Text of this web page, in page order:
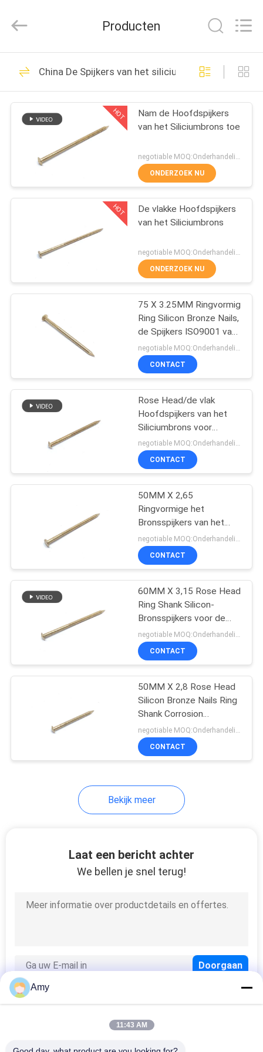
HUIS
PRODUCTEN
ONGEVEER
FABRIEKSREIS
KWALITEITSCONTROLE
ONS
VERZOEK
SITEMAP
PRIVACY
License.
Roestvrij
staalspijkers
51
Hoofdspijkers
54
De Spijkers van de
ringssteel
37
De Spijkers van de
schroefsteel
14
Vlakke
Hoofdspijkers
16
De Spijkers van de
13
Vlotte Steelspijkers
De Spijkers van de
roestvrij staalrol
Producten
China De Spijkers van het siliciumbrons
HOT
Nam de Hoofdspijkers
van het Siliciumbrons toe
negotiable MOQ:Onderhandeling
ONDERZOEK NU
HOT
De vlakke Hoofdspijkers
van het Siliciumbrons
ONDERZOEK NU
75 X 3.25MM Ringvormig
Ring Silicon Bronze Nails,
de Spijkers ISO9001 van
de Bronsboot
CONTACT
Rose Head/de vlak
Hoofdspijkers van het
Siliciumbrons voor
Houten Project 50 X
2.8MM
negotiable MOQ:Onderhandeling
CONTACT
50MM X 2,65
Ringvormige het
Bronsspijkers van het
Groefsilicium, OEM
Vlakke Hoofdspijkers
negotiable MOQ:Onderhandeling
CONTACT
60MM X 3,15 Rose Head
Ring Shank Silicon-
Bronsspijkers voor de
Bootbouw
CONTACT
50MM X 2,8 Rose Head
Silicon Bronze Nails Ring
Shank Corrosion
Resistance
CONTACT
Bekijk meer
Laat een bericht achter
We bellen je snel terug!
populaire categorieën
Amy
11:43 AM